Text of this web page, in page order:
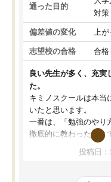
通った目的
対策
偏差値の変化 上
志望校の合格 合格
良い先生が多く、充実
た。
キミノスクールは本当
いたと思います。
一番は、「勉強のやり
徹底的に教わったこと
を詰め込むのではなく
慣が身につくよう並走
投稿日：